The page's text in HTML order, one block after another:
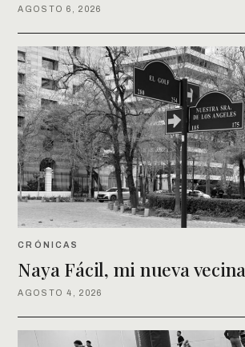
AGOSTO 6, 2026
CRÓNICAS
Naya Fácil, mi nueva vecina
AGOSTO 4, 2026